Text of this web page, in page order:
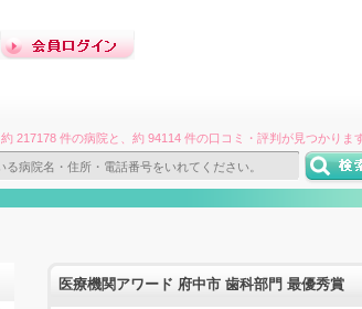
約 217178 件の病院と、約 94114 件の口コミ・評判が見つかります
医療機関アワード 府中市 歯科部門 最優秀賞